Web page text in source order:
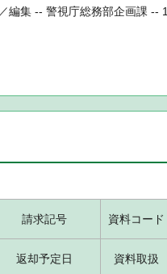
編集 -- 警視庁総務部企画課 --
請求記号 資料コード
返却予定日 資料取扱